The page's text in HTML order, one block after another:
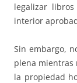
legalizar
interior
Sin embargo,
plena mientras
la propiedad